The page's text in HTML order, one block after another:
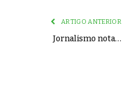
ARTIGO ANTERIOR
Jornalismo nota…